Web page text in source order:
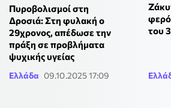
Πυροβολισμοί στη
Δροσιά: Στη φυλακή ο
29χρονος, απέδωσε την
πράξη σε προβλήματα
ψυχικής υγείας
Ελλάδα 09.10.2025 17:09
του